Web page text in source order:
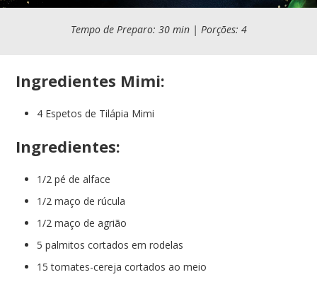
Tempo de Preparo: 30 min | Porções: 4
Ingredientes Mimi:
4 Espetos de Tilápia Mimi
Ingredientes:
1/2 pé de alface
1/2 maço de rúcula
1/2 maço de agrião
5 palmitos cortados em rodelas
15 tomates-cereja cortados ao meio